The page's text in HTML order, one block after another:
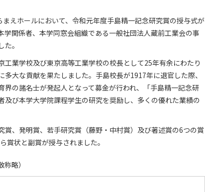
えホールにおいて、令和元年度手島精一記念研究賞の授与式が
関係者、本学同窓会組織である一般社団法人蔵前工業会の事
。
業学校及び東京高等工業学校の校長として25年有余にわたり
大な貢献を果たしました。手島校長が1917年に退官した際、
の諸名士が発起人となって募金が行われ、「手島精一記念研
び本学大学院課程学生の研究を奨励し、多くの優れた業績の
、発明賞、若手研究賞（藤野・中村賞）及び著述賞の6つの賞
賞状と副賞が授与されました。
略）